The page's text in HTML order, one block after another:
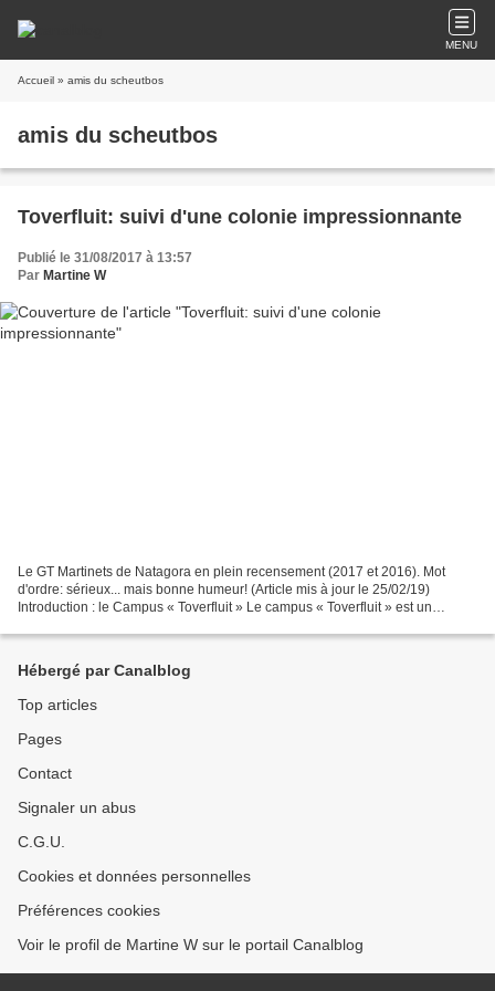
MENU
Accueil » amis du scheutbos
amis du scheutbos
Toverfluit: suivi d'une colonie impressionnante
Publié le 31/08/2017 à 13:57
Par Martine W
Le GT Martinets de Natagora en plein recensement (2017 et 2016). Mot
d'ordre: sérieux... mais bonne humeur! (Article mis à jour le 25/02/19)
Introduction : le Campus « Toverfluit » Le campus « Toverfluit » est un
Hébergé par Canalblog
Top articles
Pages
Contact
Signaler un abus
C.G.U.
Cookies et données personnelles
Préférences cookies
Voir le profil de Martine W sur le portail Canalblog